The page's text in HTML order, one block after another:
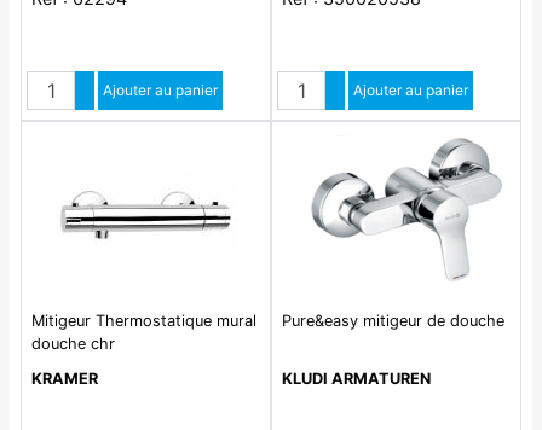
QuantitéAugmenter quantité
Diminuer quantité
Ajouter au panier QuantitéAugmenter quantité
Diminuer quantité
Ajouter au panier
Mitigeur Thermostatique mural
douche chr
KRAMER
Pure&easy mitigeur de douche
KLUDI ARMATUREN